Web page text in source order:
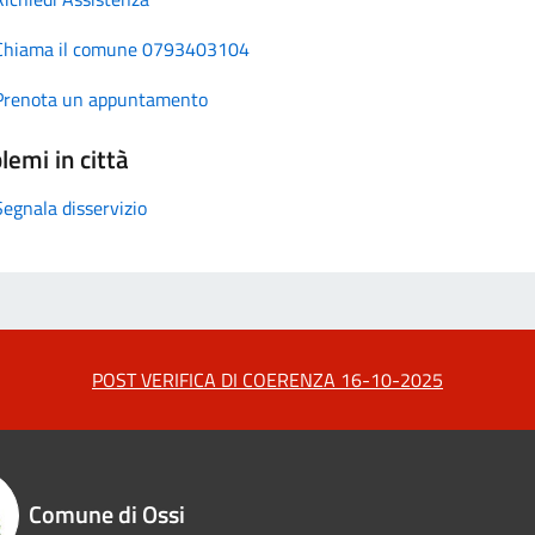
il comune 0793403104
un appuntamento
in città
disservizio
POST VERIFICA DI COERENZA 16-10-2025
Comune di Ossi